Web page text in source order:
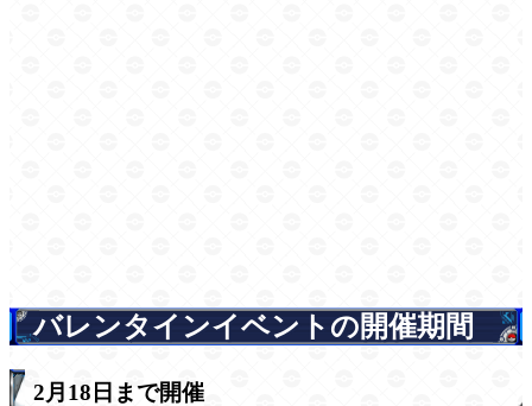
バレンタインイベントの開催期間
2月18日まで開催